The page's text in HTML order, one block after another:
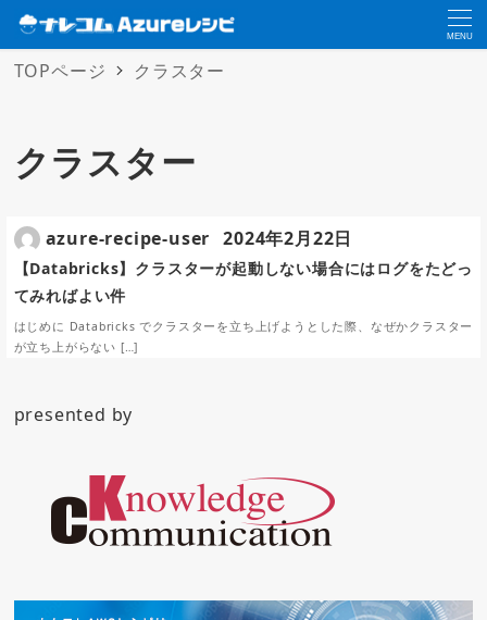
MENU
TOPページ クラスター
クラスター
【Databricks】クラスターが起動しない場合にはログをたどっ
てみればよい件
はじめに Databricks でクラスターを立ち上げようとした際、なぜかクラスター
が立ち上がらない […]
azure-recipe-user 2024年2月22日
presented by